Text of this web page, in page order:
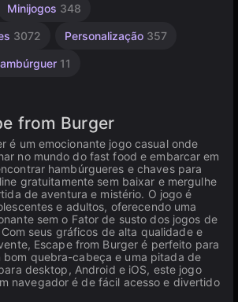
Minijogos 348
3072 Personalização 357
11
from Burger
é um emocionante jogo casual onde
no mundo do fast food e embarcar em
hambúrgueres e chaves para
gratuitamente sem baixar e mergulhe
de aventura e mistério. O jogo é
e adultos, oferecendo uma
sem o Fator de susto dos jogos de
seus gráficos de alta qualidade e
Escape from Burger é perfeito para
bom quebra-cabeça e uma pitada de
desktop, Android e iOS, este jogo
navegador é de fácil acesso e divertido